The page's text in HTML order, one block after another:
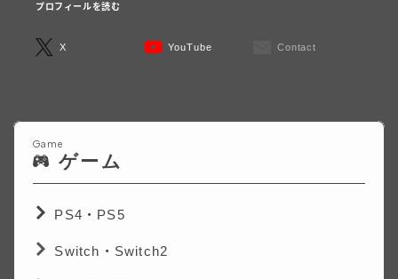
プロフィールを読む
X YouTube Contact
Game
ゲーム
PS4・PS5
Switch・Switch2